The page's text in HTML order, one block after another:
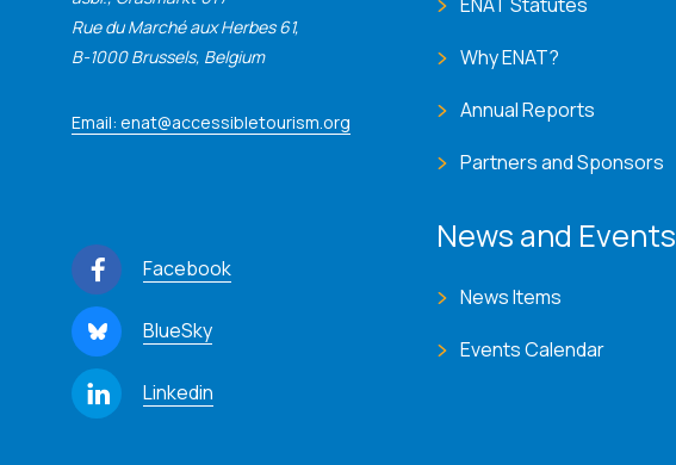
Rue du Marché aux Herbes 61,
B-1000 Brussels, Belgium
Email: enat@accessibletourism.org
Facebook
BlueSky
Linkedin
Why ENAT?
Annual Reports
Partners and Sponsors
News and Events
News Items
Events Calendar